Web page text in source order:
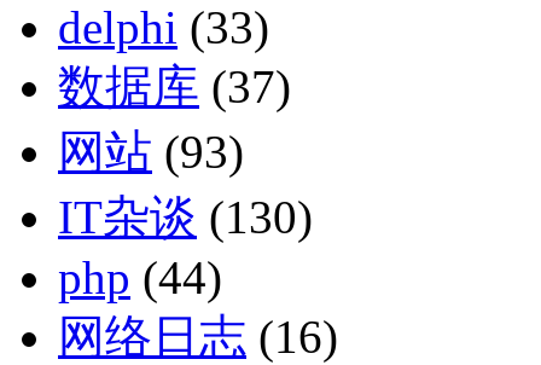
delphi (33)
数据库 (37)
网站 (93)
IT杂谈 (130)
php (44)
网络日志 (16)